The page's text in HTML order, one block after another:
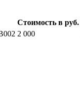
Стоимость в руб.
2 000